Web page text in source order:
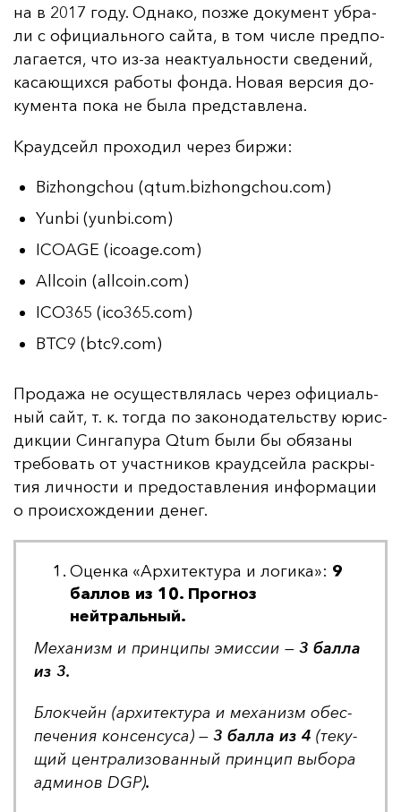
на в 2017 го­ду. Од­на­ко, поз­же до­ку­мент уб­ра­
ли с офи­ци­аль­но­го сай­та, в том чис­ле пред­по­
ла­га­ет­ся, что из-за не­ак­ту­аль­нос­ти све­де­ний,
ка­са­ющих­ся ра­бо­ты фон­да. Но­вая вер­сия до­
ку­мен­та по­ка не бы­ла пред­став­ле­на.
Кра­уд­сейл про­хо­дил че­рез бир­жи:
Bizhongchou (qtum.bizhongchou.com)
Yunbi (yunbi.com)
ICOAGE (icoage.com)
Allcoin (allcoin.com)
ICO365 (ico365.com)
BTC9 (btc9.com)
Про­да­жа не осу­щест­вля­лась че­рез офи­ци­аль­
ный сайт, т. к. тог­да по за­ко­но­да­тель­ству юрис­
дик­ции Син­га­пу­ра Qtum бы­ли бы обя­за­ны
тре­бо­вать от учас­тни­ков кра­уд­сей­ла рас­кры­
тия лич­нос­ти и пре­дос­тав­ле­ния ин­фор­ма­ции
о про­ис­хож­де­нии де­нег.
Оценка «Архитектура и логика»: 9
баллов из 10. Прогноз
нейтральный.
Ме­ха­низм и прин­ци­пы эмис­сии — 3 бал­ла
из 3.
Блок­чейн (ар­хи­тек­ту­ра и ме­ха­низм обес­
пе­че­ния кон­сен­су­са) — 3 бал­ла из 4 (те­ку­
щий цен­тра­ли­зо­ван­ный прин­цип вы­бо­ра
ад­ми­нов DGP).